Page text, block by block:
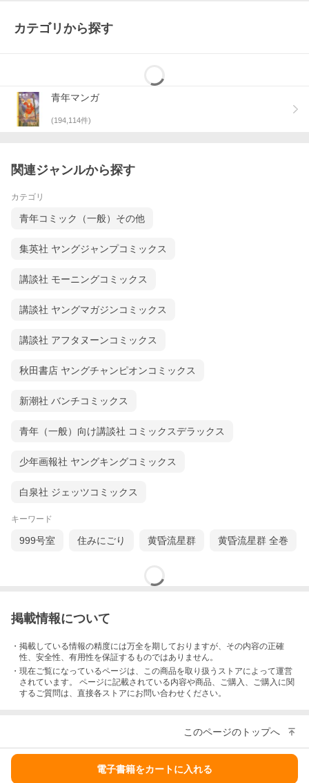
カテゴリから探す
青年マンガ
(194,114件)
関連ジャンルから探す
カテゴリ
青年コミック（一般）その他
集英社 ヤングジャンプコミックス
講談社 モーニングコミックス
講談社 ヤングマガジンコミックス
講談社 アフタヌーンコミックス
秋田書店 ヤングチャンピオンコミックス
新潮社 バンチコミックス
青年（一般）向け講談社 コミックスデラックス
少年画報社 ヤングキングコミックス
白泉社 ジェッツコミックス
キーワード
999号室 住みにごり 黄昏流星群 黄昏流星群 全巻
掲載情報について
・掲載している情報の精度には万全を期しておりますが、その内容の正確
性、安全性、有用性を保証するものではありません。
・現在ご覧になっているページは、この商品を取り扱うストアによって運営
されています。 ページに記載されている内容や商品、ご購入 、ご購入に関
するご質問は、直接各ストアにお問い合わせください。
このページのトップへ
電子書籍をカートに入れる